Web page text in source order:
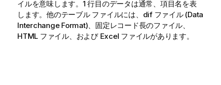
イルを意味します。1 行目のデータは通常、項目名を表
します。他のテーブル ファイルには、dif ファイル (Data
Interchange Format)、固定レコード長のファイル、
HTML ファイル、および Excel ファイルがあります。